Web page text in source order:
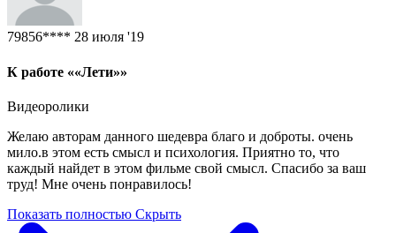
79856**** 28 июля '19
К работе ««Лети»»
Видеоролики
Желаю авторам данного шедевра благо и доброты. очень
мило.в этом есть смысл и психология. Приятно то, что
каждый найдет в этом фильме свой смысл. Спасибо за ваш
труд! Мне очень понравилось!
Показать полностью Скрыть